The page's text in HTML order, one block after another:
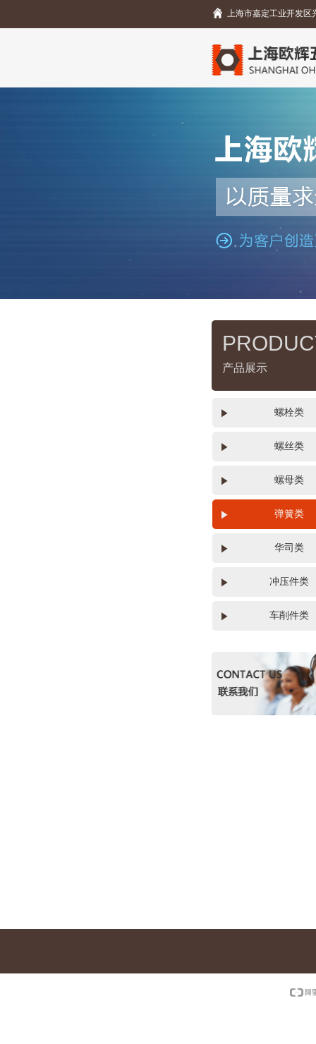
产品展示
螺栓类
螺丝类
螺母类
弹簧类
华司类
冲压件类
车削件类
上海市嘉定工业开发